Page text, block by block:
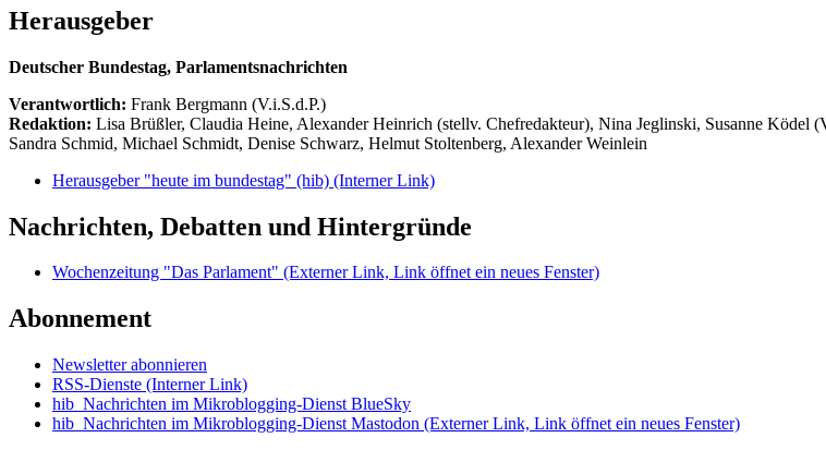
Herausgeber
Deutscher Bundestag, Parlamentsnachrichten
Verantwortlich: Frank Bergmann (V.i.S.d.P.)
Redaktion: Lisa Brüßler, Claudia Heine, Alexander Heinrich (stellv. Chefredakteur), Nina Jeglinski, Susanne Ködel
Sandra Schmid, Michael Schmidt, Denise Schwarz, Helmut Stoltenberg, Alexander Weinlein
Herausgeber "heute im bundestag" (hib) (Interner Link)
Nachrichten, Debatten und Hintergründe
Wochenzeitung "Das Parlament" (Externer Link, Link öffnet ein neues Fenster)
Abonnement
Newsletter abonnieren
RSS-Dienste (Interner Link)
hib_Nachrichten im Mikroblogging-Dienst BlueSky
hib_Nachrichten im Mikroblogging-Dienst Mastodon (Externer Link, Link öffnet ein neues Fenster)